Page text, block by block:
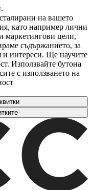
на вашето
като например лични
маркетингови цели,
съдържанието, за
и интереси. Ще научите
Използвайте бутона
с използването на